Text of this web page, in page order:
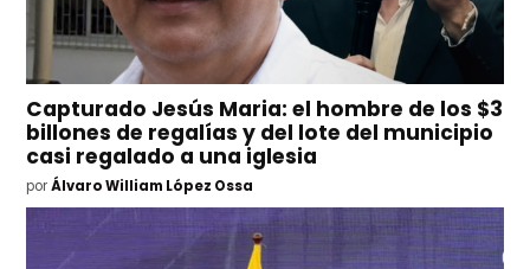
Capturado Jesús Maria: el hombre de los $3
billones de regalías y del lote del municipio
casi regalado a una iglesia
por Álvaro William López Ossa